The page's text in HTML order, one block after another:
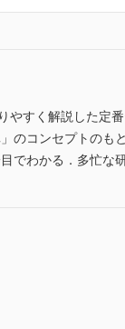
やすく解説した定
のコンセプトのも
でわかる．多忙な